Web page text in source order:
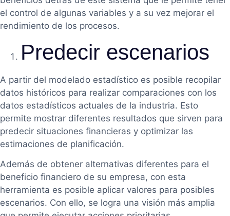
el control de algunas variables y a su vez mejorar el
rendimiento de los procesos.
Predecir escenarios
A partir del modelado estadístico es posible recopilar
datos históricos para realizar comparaciones con los
datos estadísticos actuales de la industria. Esto
permite mostrar diferentes resultados que sirven para
predecir situaciones financieras y optimizar las
estimaciones de planificación.
Además de obtener alternativas diferentes para el
beneficio financiero de su empresa, con esta
herramienta es posible aplicar valores para posibles
escenarios. Con ello, se logra una visión más amplia